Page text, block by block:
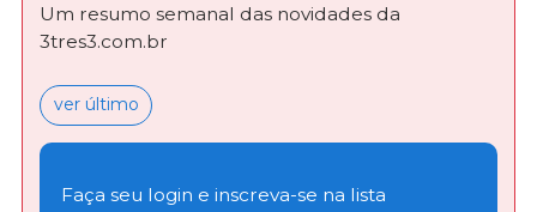
Um resumo semanal das novidades da
3tres3.com.br
ver último
Faça seu login e inscreva-se na lista